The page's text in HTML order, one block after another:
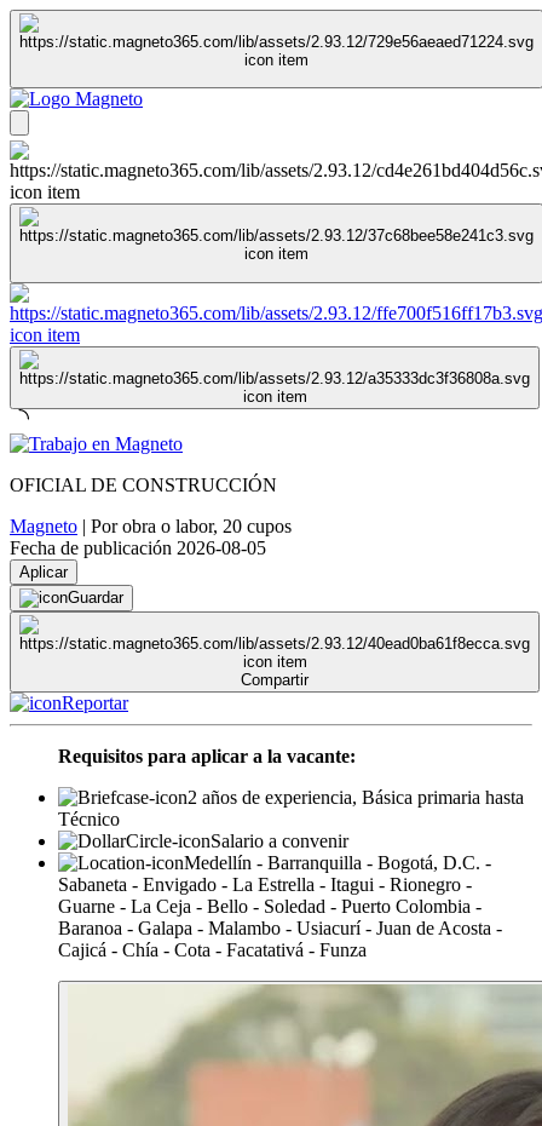
OFICIAL DE CONSTRUCCIÓN
Magneto | Por obra o labor, 20 cupos
Fecha de publicación 2026-08-05
Aplicar
Guardar
Compartir
Reportar
Requisitos para aplicar a la vacante:
2 años de experiencia, Básica primaria hasta
Técnico
Salario a convenir
Medellín - Barranquilla - Bogotá, D.C. -
Sabaneta - Envigado - La Estrella - Itagui - Rionegro -
Guarne - La Ceja - Bello - Soledad - Puerto Colombia -
Baranoa - Galapa - Malambo - Usiacurí - Juan de Acosta -
Cajicá - Chía - Cota - Facatativá - Funza